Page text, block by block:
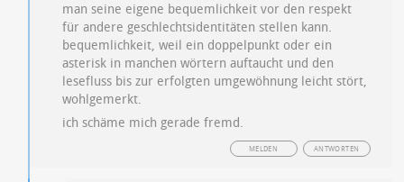
man seine eigene bequemlichkeit vor den respekt
für andere geschlechtsidentitäten stellen kann.
bequemlichkeit, weil ein doppelpunkt oder ein
asterisk in manchen wörtern auftaucht und den
lesefluss bis zur erfolgten umgewöhnung leicht stört,
wohlgemerkt.
ich schäme mich gerade fremd.
ANTWORTEN
MELDEN